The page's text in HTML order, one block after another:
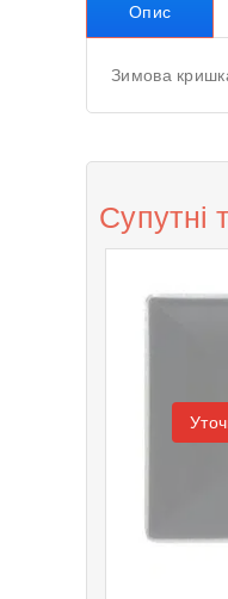
Опис
Зимова
Супутні